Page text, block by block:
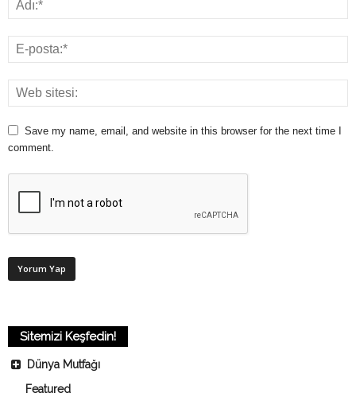
Save my name, email, and website in this browser for the next time I
comment.
Sitemizi Keşfedin!
Dünya Mutfağı
Featured